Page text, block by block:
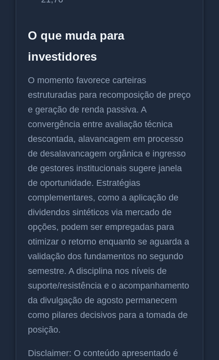
O que muda para
investidores
O momento favorece carteiras
estruturadas para recomposição de preço
e geração de renda passiva. A
convergência entre avaliação técnica
descontada, alavancagem em processo
de desalavancagem orgânica e ingresso
de gestores institucionais sugere janela
de oportunidade. Estratégias
complementares, como a aplicação de
dividendos sintéticos via mercado de
opções, podem ser empregadas para
otimizar o retorno enquanto se aguarda a
validação dos fundamentos no segundo
semestre. A disciplina nos níveis de
suporte/resistência e o acompanhamento
da divulgação de agosto permanecem
como pilares decisivos para a tomada de
posição.
Disclaimer: O conteúdo apresentado é